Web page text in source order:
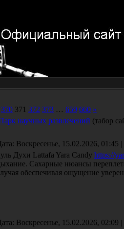
370 371 372 373 … 659 660 »
научных развлечений (табор
Воскресенье, 15.02.2026, 01:45
Духи Lattafa Yara Candy https://
Сахарные нюансы
обеспечивая ощущение
Воскресенье, 15.02.2026, 02:09